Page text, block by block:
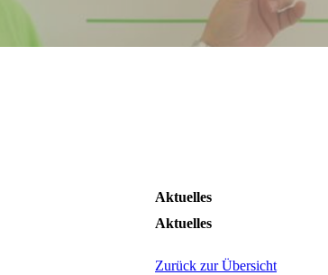
Aktuelles
Aktuelles
Zurück zur Übersicht